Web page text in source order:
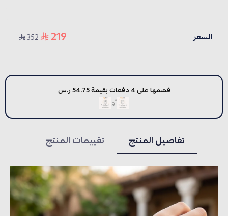
السعر 219
352
قسّمها على 4 دفعات بقيمة 54.75 ر.س
أو
تفاصيل المنتج تقييمات المنتج